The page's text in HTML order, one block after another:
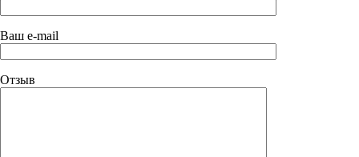
Ваш e-mail
Отзыв